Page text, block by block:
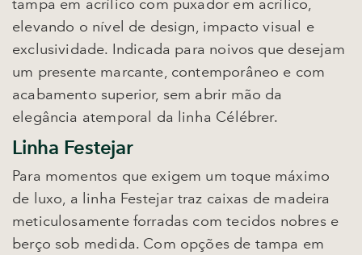
tampa em acrílico com puxador em acrílico,
elevando o nível de design, impacto visual e
exclusividade. Indicada para noivos que desejam
um presente marcante, contemporâneo e com
acabamento superior, sem abrir mão da
elegância atemporal da linha Célébrer.
Linha Festejar
Para momentos que exigem um toque máximo
de luxo, a linha Festejar traz caixas de madeira
meticulosamente forradas com tecidos nobres e
berço sob medida. Com opções de tampa em